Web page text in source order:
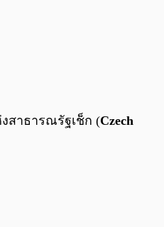
0:00/ 0:00
สาธารณรัฐเช็ก (Czech